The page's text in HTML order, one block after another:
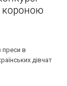
короною
преси в
дівчат